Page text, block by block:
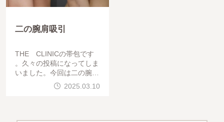
二の腕肩吸引
THE CLINICの帯包です
。久々の投稿になってしま
いました。今回は二の腕と
肩の吸引の方の紹介です。
二の腕と肩の吸引の際は振
2025.03.10